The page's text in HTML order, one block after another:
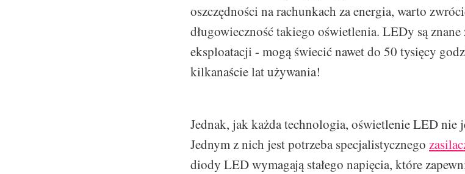
oszczędności na rachunkach za energia, warto
długowieczność takiego oświetlenia. LEDy są
eksploatacji - mogą świecić nawet do 50 tysięcy
kilkanaście lat używania!
Jednak, jak każda technologia, oświetlenie LED nie
Jednym z nich jest potrzeba specjalistycznego
diody LED wymagają stałego napięcia, które